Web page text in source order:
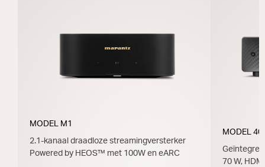
MODEL M1
2.1-kanaal draadloze streamingversterker
Powered by HEOS™ met 100W en eARC
MODEL
70 W,